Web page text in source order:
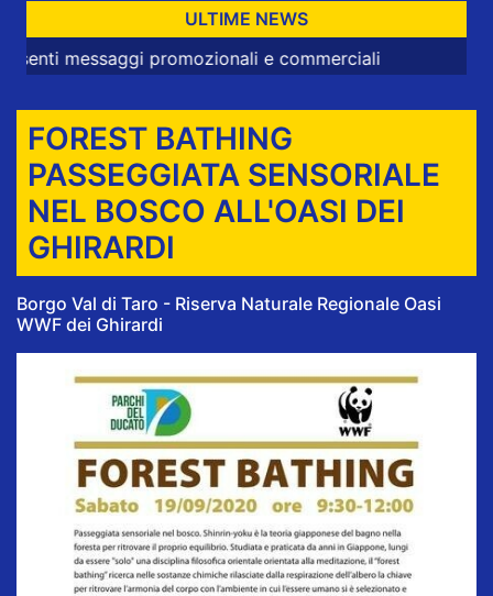
ULTIME NEWS
promozionali e commerciali
FOREST BATHING
PASSEGGIATA SENSORIALE
NEL BOSCO ALL'OASI DEI
GHIRARDI
Borgo Val di Taro - Riserva Naturale Regionale Oasi
WWF dei Ghirardi